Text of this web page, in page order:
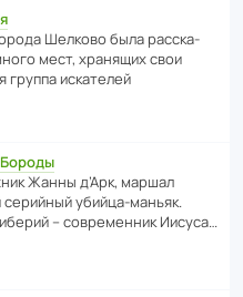
Шелково была расска­
мест, хранящих свои
иска­телей
Жанны д’Арк, маршал
убийца-маньяк.
– совре­менник Иисуса…